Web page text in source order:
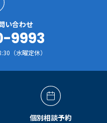
い合わせ
9993
（水曜定休）
個別相談予約